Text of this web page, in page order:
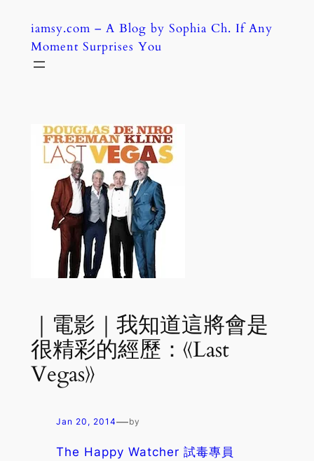
content
iamsy.com – A Blog by Sophia Ch. If Any
Moment Surprises You
｜電影｜我知道這將會是
很精彩的經歷：《Last
Vegas》
Jan 20, 2014—by
The Happy Watcher 試毒專員